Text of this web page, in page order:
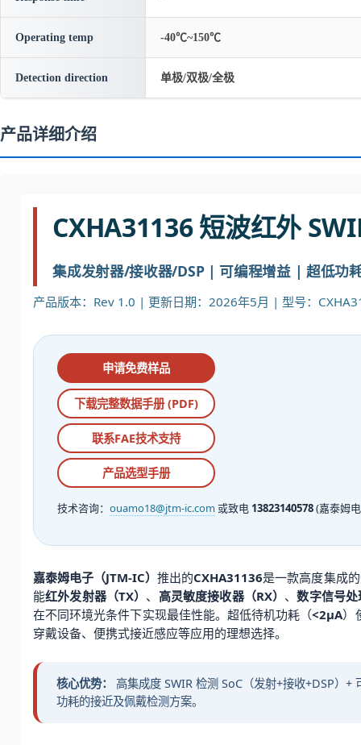
Operating temp -40℃~150℃
Detection direction 单极/双极/全极
产品详细介绍
CXHA31136 短波红外
集成发射器/接收器/DSP | 可编程增益 | 超低功
产品版本：Rev 1.0 | 更新日期：2026年5月 | 型号：
申请免费样品
下载完整数据手册 (PDF)
联系FAE技术支持
产品选型手册
技术咨询： ouamo18@jtm-ic.com或致电 13823140578(嘉泰姆
嘉泰姆电子（JTM-IC）推出的CXHA31136是一款高度集成
能红外发射器（TX） 、 高灵敏度接收器（RX） 、数字信号处
在不同环境光条件下实现最佳性能。超低待机功耗（<2μA）
穿戴设备、便携式接近感应等应用的理想选择。
核心优势：
高集成度 SWIR 检测 SoC（发射+接收+DSP）
功耗的接近及佩戴检测方案。